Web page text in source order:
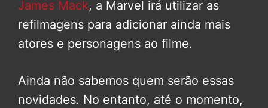
James Mack, a Marvel irá utilizar as
refilmagens para adicionar ainda mais
atores e personagens ao filme.
Ainda não sabemos quem serão essas
novidades. No entanto, até o momento,